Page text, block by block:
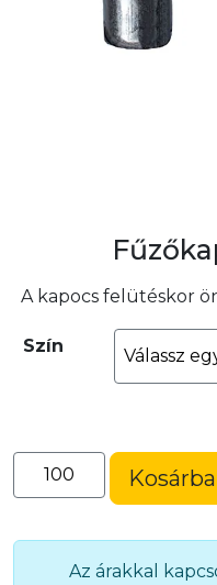
A kapocs felütéskor
Szín
Fűzőkapocs
(P-
mennyiség
Az árakkal